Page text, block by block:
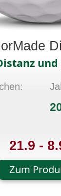
21.9 -
Zum